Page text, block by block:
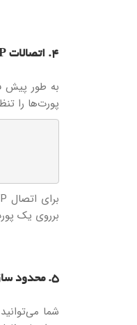
4. اتصالات Passive FTP
پورت‌ها را
برروی یک
5. محدود سازی ورود کاربر